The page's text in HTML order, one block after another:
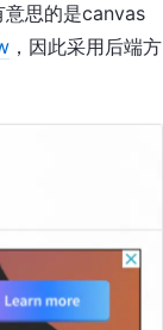
意思的是canvas
，因此采用后端方